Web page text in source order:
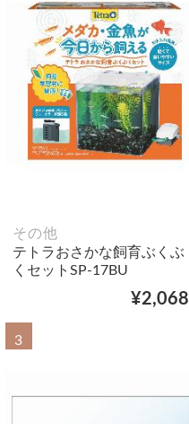
その他
テトラおさかな飼育ぶくぶ
くセットSP-17BU
¥2,068
3